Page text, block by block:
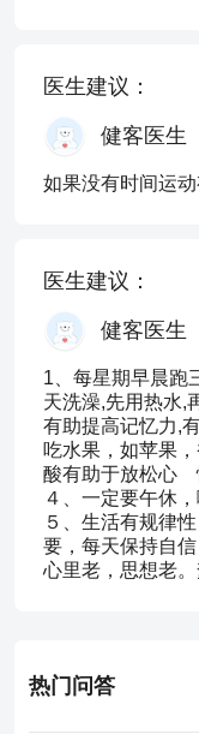
医生建议：
健客医生
如果没有时间运
医生建议：
健客医生
1、每星期早晨跑
天洗澡,先用热水,
有助提高记忆力,
吃水果，如苹果
酸有助于放松心
４、一定要午休
５、生活有规律
要，每天保持自
心里老，思想老
热门问答